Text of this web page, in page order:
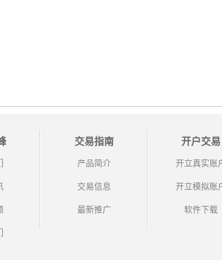
交易指南
产品简介
交易信息
最新推广
开户交易
开立真实账
开立模拟账
软件下载